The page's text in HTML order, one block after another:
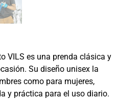
VILS es una prenda clásica y
Su diseño unisex la
como para mujeres,
y práctica para el uso diario.